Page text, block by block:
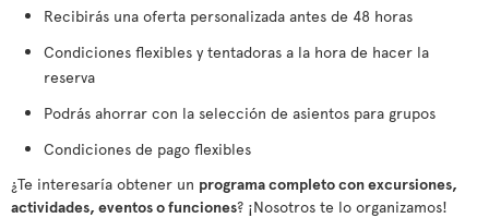
Recibirás una oferta personalizada antes de 48 horas
Condiciones flexibles y tentadoras a la hora de hacer la
reserva
Podrás ahorrar con la selección de asientos para grupos
Condiciones de pago flexibles
¿Te interesaría obtener un programa completo con excursiones,
actividades, eventos o funciones? ¡Nosotros te lo organizamos!